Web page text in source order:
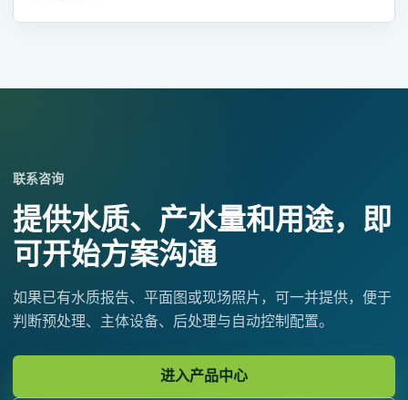
联系咨询
提供水质、产水量和用途，即
可开始方案沟通
如果已有水质报告、平面图或现场照片，可一并提供，便于
判断预处理、主体设备、后处理与自动控制配置。
进入产品中心